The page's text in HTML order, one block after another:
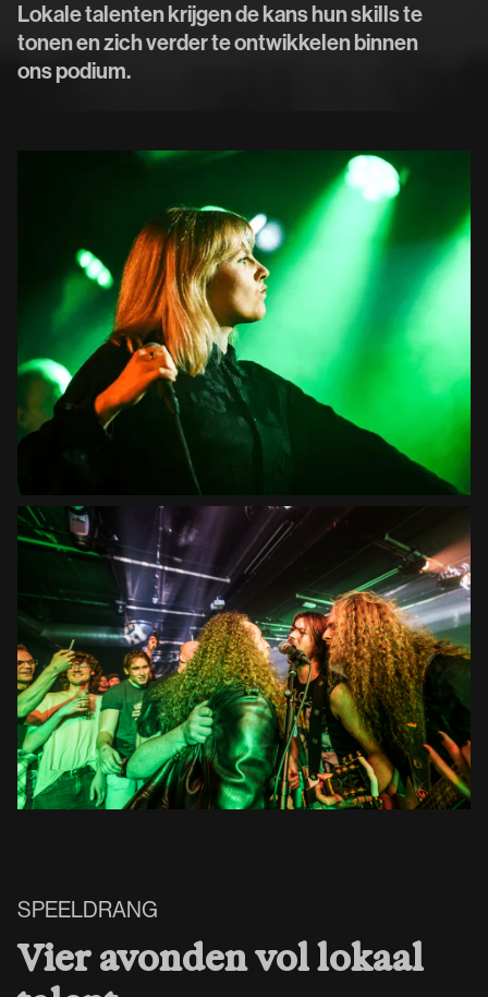
Lokale talenten krijgen de kans hun skills te
tonen en zich verder te ontwikkelen binnen
ons podium.
SPEELDRANG
Vier avonden vol lokaal